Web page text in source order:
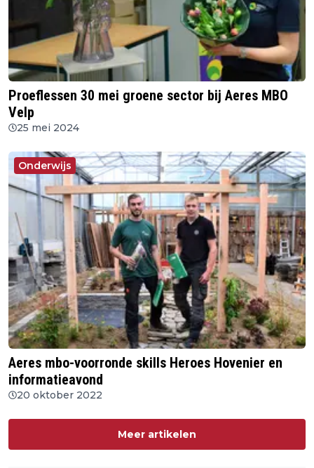
Proeflessen 30 mei groene sector bij Aeres MBO
Velp
25 mei 2024
Onderwijs
Aeres mbo-voorronde skills Heroes Hovenier en
informatieavond
20 oktober 2022
Meer artikelen